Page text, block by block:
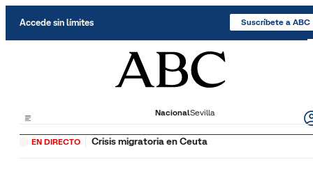
Accede sin límites Suscríbete a ABC
NacionalSevilla
EN DIRECTO Crisis migratoria en Ceuta